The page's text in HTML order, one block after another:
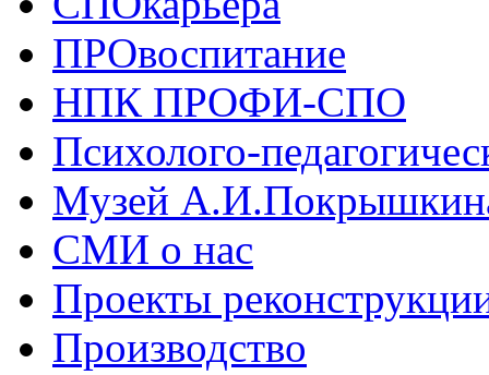
ПРОвоспитание
НПК ПРОФИ-СПО
Психолого-
Музей
СМИ о нас
Проекты
Производство